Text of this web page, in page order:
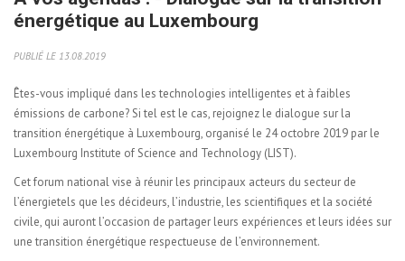
énergétique au Luxembourg
PUBLIÉ LE 13.08.2019
Êtes-vous impliqué dans les technologies intelligentes et à faibles
émissions de carbone? Si tel est le cas, rejoignez le dialogue sur la
transition énergétique à Luxembourg, organisé le 24 octobre 2019 par le
Luxembourg Institute of Science and Technology (LIST).
Cet forum national vise à réunir les principaux acteurs du secteur de
l’énergietels que les décideurs, l’industrie, les scientifiques et la société
civile, qui auront l’occasion de partager leurs expériences et leurs idées sur
une transition énergétique respectueuse de l’environnement.